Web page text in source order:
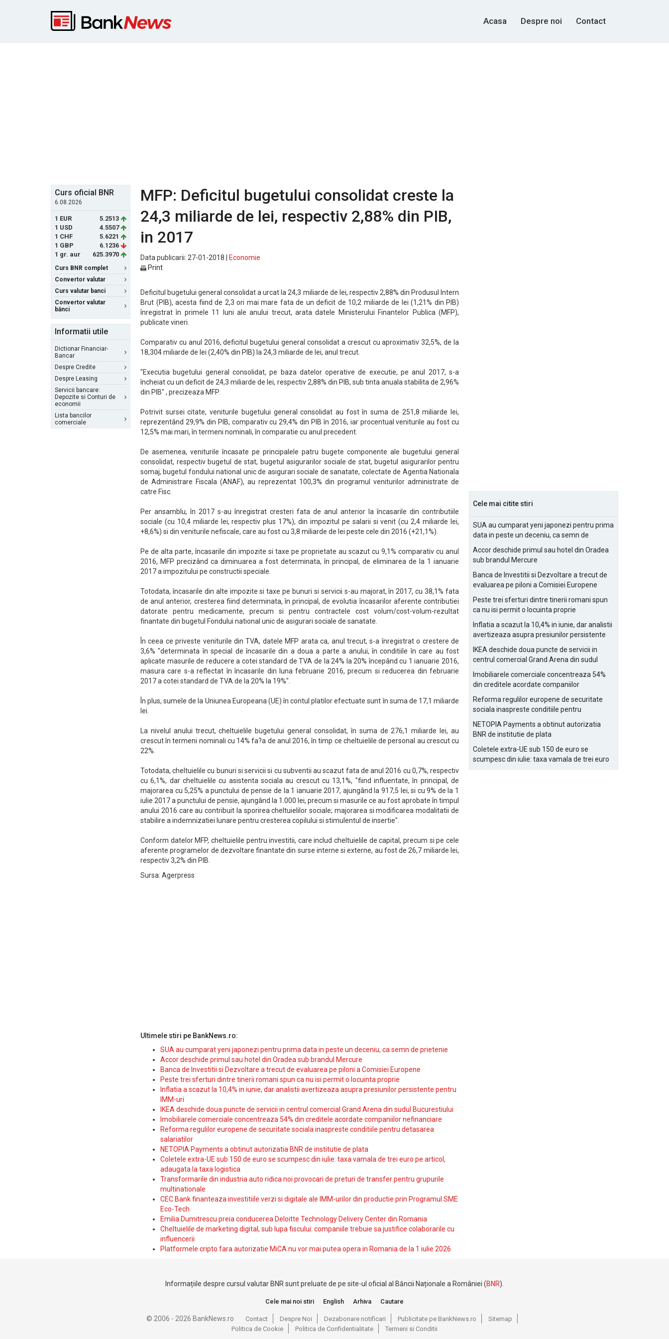
Acasa Despre noi Contact
Curs oficial BNR
6.08.2026
1 EUR
5.2513
1 USD
4.5507
1 CHF
5.6221
1 GBP
6.1236
1 gr. aur
625.3970
Curs BNR complet
Convertor valutar
Curs valutar banci
Convertor valutar
bănci
Informatii utile
Dictionar Financiar-
Bancar
Despre Credite
Despre Leasing
Servicii bancare:
Depozite si Conturi de
economii
Lista bancilor
comerciale
MFP: Deficitul bugetului consolidat creste la
24,3 miliarde de lei, respectiv 2,88% din PIB,
in 2017
Data publicarii: 27-01-2018 |
Economie
Print
Deficitul bugetului general consolidat a urcat la 24,3 miliarde de lei, respectiv 2,88% din Produsul Intern
Brut (PIB), acesta fiind de 2,3 ori mai mare fata de un deficit de 10,2 miliarde de lei (1,21% din PIB)
înregistrat în primele 11 luni ale anului trecut, arata datele Ministerului Finantelor Publica (MFP),
publicate vineri.
Comparativ cu anul 2016, deficitul bugetului general consolidat a crescut cu aproximativ 32,5%, de la
18,304 miliarde de lei (2,40% din PIB) la 24,3 miliarde de lei, anul trecut.
"Executia bugetului general consolidat, pe baza datelor operative de executie, pe anul 2017, s-a
încheiat cu un deficit de 24,3 miliarde de lei, respectiv 2,88% din PIB, sub tinta anuala stabilita de 2,96%
din PIB" , precizeaza MFP.
Potrivit sursei citate, veniturile bugetului general consolidat au fost în suma de 251,8 miliarde lei,
reprezentând 29,9% din PIB, comparativ cu 29,4% din PIB în 2016, iar procentual veniturile au fost cu
12,5% mai mari, în termeni nominali, în comparatie cu anul precedent.
De asemenea, veniturile încasate pe principalele patru bugete componente ale bugetului general
consolidat, respectiv bugetul de stat, bugetul asigurarilor sociale de stat, bugetul asigurarilor pentru
somaj, bugetul fondului national unic de asigurari sociale de sanatate, colectate de Agentia Nationala
de Administrare Fiscala (ANAF), au reprezentat 100,3% din programul veniturilor administrate de
catre Fisc.
Per ansamblu, în 2017 s-au înregistrat cresteri fata de anul anterior la încasarile din contributiile
sociale (cu 10,4 miliarde lei, respectiv plus 17%), din impozitul pe salarii si venit (cu 2,4 miliarde lei,
+8,6%) si din veniturile nefiscale, care au fost cu 3,8 miliarde de lei peste cele din 2016 (+21,1%).
Pe de alta parte, încasarile din impozite si taxe pe proprietate au scazut cu 9,1% comparativ cu anul
2016, MFP precizând ca diminuarea a fost determinata, în principal, de eliminarea de la 1 ianuarie
2017 a impozitului pe constructii speciale.
Totodata, încasarile din alte impozite si taxe pe bunuri si servicii s-au majorat, în 2017, cu 38,1% fata
de anul anterior, cresterea fiind determinata, în principal, de evolutia încasarilor aferente contributiei
datorate pentru medicamente, precum si pentru contractele cost volum/cost-volum-rezultat
finantate din bugetul Fondului national unic de asigurari sociale de sanatate.
În ceea ce priveste veniturile din TVA, datele MFP arata ca, anul trecut, s-a înregistrat o crestere de
3,6% "determinata în special de încasarile din a doua a parte a anului, în conditiile în care au fost
aplicate masurile de reducere a cotei standard de TVA de la 24% la 20% începând cu 1 ianuarie 2016,
masura care s-a reflectat în încasarile din luna februarie 2016, precum si reducerea din februarie
2017 a cotei standard de TVA de la 20% la 19%".
În plus, sumele de la Uniunea Europeana (UE) în contul platilor efectuate sunt în suma de 17,1 miliarde
lei.
La nivelul anului trecut, cheltuielile bugetului general consolidat, în suma de 276,1 miliarde lei, au
crescut în termeni nominali cu 14% fa?a de anul 2016, în timp ce cheltuielile de personal au crescut cu
22%.
Totodata, cheltuielile cu bunuri si servicii si cu subventii au scazut fata de anul 2016 cu 0,7%, respectiv
cu 6,1%, dar cheltuielile cu asistenta sociala au crescut cu 13,1%, "fiind influentate, în principal, de
majorarea cu 5,25% a punctului de pensie de la 1 ianuarie 2017, ajungând la 917,5 lei, si cu 9% de la 1
iulie 2017 a punctului de pensie, ajungând la 1.000 lei, precum si masurile ce au fost aprobate în timpul
anului 2016 care au contribuit la sporirea cheltuielilor sociale; majorarea si modificarea modalitatii de
stabilire a indemnizatiei lunare pentru cresterea copilului si stimulentul de insertie".
Conform datelor MFP, cheltuielile pentru investitii, care includ cheltuielile de capital, precum si pe cele
aferente programelor de dezvoltare finantate din surse interne si externe, au fost de 26,7 miliarde lei,
respectiv 3,2% din PIB.
Sursa: Agerpress
Ultimele stiri pe BankNews.ro:
SUA au cumparat yeni japonezi pentru prima data in peste un deceniu, ca semn de prietenie
Accor deschide primul sau hotel din Oradea sub brandul Mercure
Banca de Investitii si Dezvoltare a trecut de evaluarea pe piloni a Comisiei Europene
Peste trei sferturi dintre tinerii romani spun ca nu isi permit o locuinta proprie
Inflatia a scazut la 10,4% in iunie, dar analistii avertizeaza asupra presiunilor persistente pentru
IMM-uri
IKEA deschide doua puncte de servicii in centrul comercial Grand Arena din sudul Bucurestiului
Imobiliarele comerciale concentreaza 54% din creditele acordate companiilor nefinanciare
Reforma regulilor europene de securitate sociala inaspreste conditiile pentru detasarea
salariatilor
NETOPIA Payments a obtinut autorizatia BNR de institutie de plata
Coletele extra-UE sub 150 de euro se scumpesc din iulie: taxa vamala de trei euro pe articol,
adaugata la taxa logistica
Transformarile din industria auto ridica noi provocari de preturi de transfer pentru grupurile
multinationale
CEC Bank finanteaza investitiile verzi si digitale ale IMM-urilor din productie prin Programul SME
Eco-Tech
Emilia Dumitrescu preia conducerea Deloitte Technology Delivery Center din Romania
Cheltuielile de marketing digital, sub lupa fiscului: companiile trebuie sa justifice colaborarile cu
influencerii
Platformele cripto fara autorizatie MiCA nu vor mai putea opera in Romania de la 1 iulie 2026
Cele mai citite stiri
SUA au cumparat yeni japonezi pentru prima
data in peste un deceniu, ca semn de
Accor deschide primul sau hotel din Oradea
sub brandul Mercure
Banca de Investitii si Dezvoltare a trecut de
evaluarea pe piloni a Comisiei Europene
Peste trei sferturi dintre tinerii romani spun
ca nu isi permit o locuinta proprie
Inflatia a scazut la 10,4% in iunie, dar analistii
avertizeaza asupra presiunilor persistente
IKEA deschide doua puncte de servicii in
centrul comercial Grand Arena din sudul
Imobiliarele comerciale concentreaza 54%
din creditele acordate companiilor
Reforma regulilor europene de securitate
sociala inaspreste conditiile pentru
NETOPIA Payments a obtinut autorizatia
BNR de institutie de plata
Coletele extra-UE sub 150 de euro se
scumpesc din iulie: taxa vamala de trei euro
pe articol, adaugata la taxa logistica
Informațiile despre cursul valutar BNR sunt preluate de pe site-ul oficial al Băncii Naționale a României (BNR).
Cele mai noi stiri English Arhiva Cautare
© 2006 - 2026 BankNews.ro Contact Despre Noi Dezabonare notificari Publicitate pe BankNews.ro
Sitemap
Politica de Cookie
Politica de Confidentialitate Termeni si Conditii